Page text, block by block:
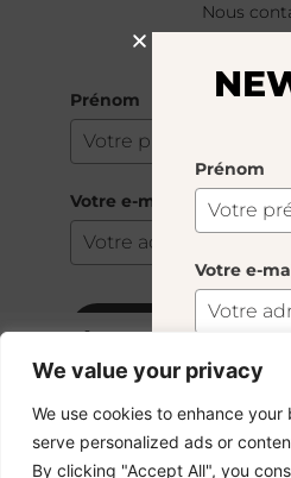
We value your privacy
We use cookies to enhance
serve personalized ads or
By clicking "Accept All", you
Vase Tête Turquoise
Nous
Prénom
Votre e-mail
S'abonner
Copyright © 2024 –
Toutes les créations, tous les
Prénom
Votre e-
Vous voulez